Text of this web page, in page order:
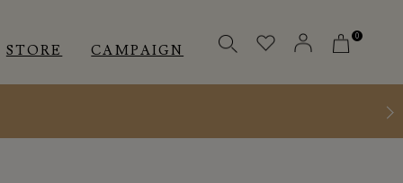
STORE CAMPAIGN
0
INNER OTHERS
OTHERS